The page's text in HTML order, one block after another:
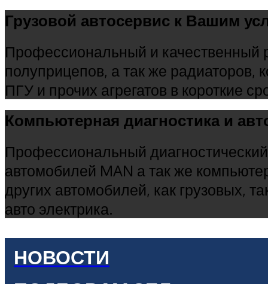
Грузовой автосервис к Вашим
Профессиональный и качественный
полуприцепов, а так же радиаторов,
ПГУ и прочих агрегатов в короткие
Компьютерная диагностика и
Профессиональный
автомобилей MAN а так же
других автомобилей, как грузовых,
авто электрика.
НОВОСТИ